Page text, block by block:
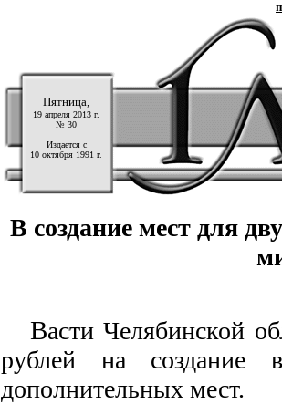
Пятница,
19 апреля 2013 г.
№ 30
Издается с
10 октября 1991 г.
В создание мест для
Васти Челябинской
рублей на создание
дополнительных мест.